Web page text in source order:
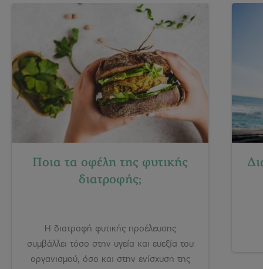
Ποια τα οφέλη της φυτικής
διατροφής;
Η διατροφή φυτικής προέλευσης
συμβάλλει τόσο στην υγεία και ευεξία του
οργανισμού, όσο και στην ενίσχυση της